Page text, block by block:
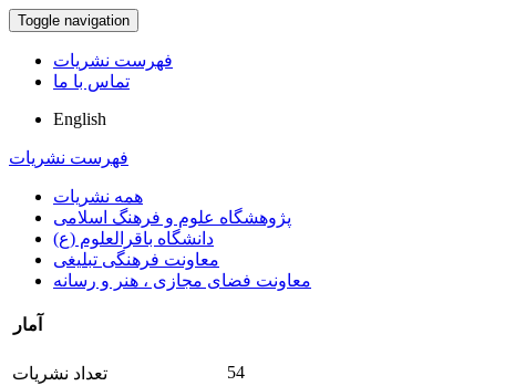
Toggle navigation
فهرست نشریات
تماس با ما
English
فهرست نشریات
همه نشریات
پژوهشگاه علوم و فرهنگ اسلامی
دانشگاه باقرالعلوم (ع)
معاونت فرهنگی تبلیغی
معاونت فضای مجازی ، هنر و رسانه
آمار
تعداد نشریات
54